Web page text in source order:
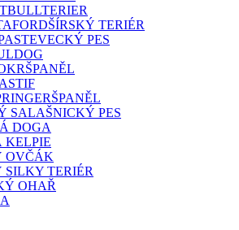
TERIÉR
PES
SALAŠNICKÝ PES
DOGA
KELPIE
OVČÁK
TERIÉR
OHAŘ